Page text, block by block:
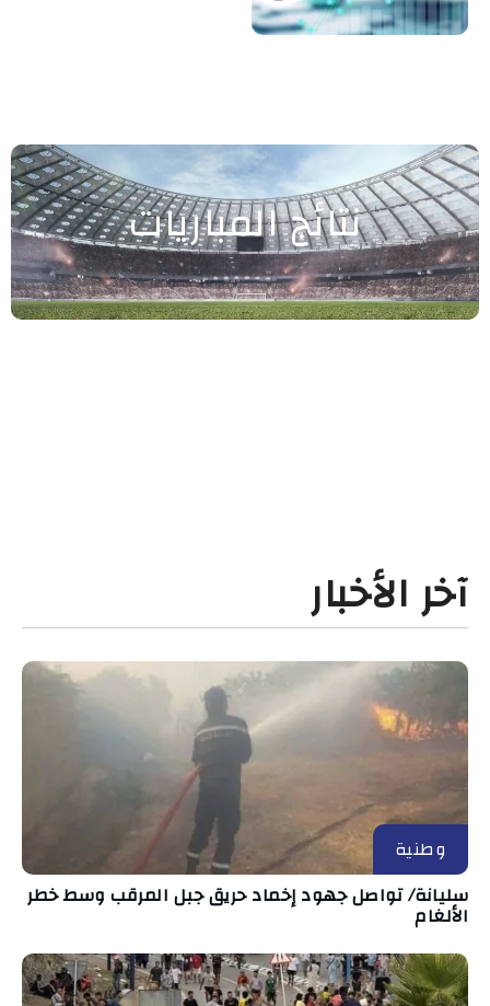
نتائج المباريات
آخر الأخبار
وطنية
سليانة/ تواصل جهود إخماد حريق جبل المرقب وسط خطر
الألغام